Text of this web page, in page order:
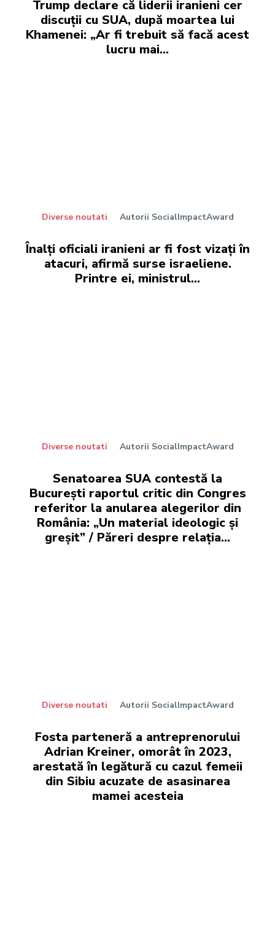
Trump declare că liderii iranieni cer
discuții cu SUA, după moartea lui
Khamenei: „Ar fi trebuit să facă acest
lucru mai…
Diverse noutati Autorii SocialImpactAward
Înalți oficiali iranieni ar fi fost vizați în
atacuri, afirmă surse israeliene.
Printre ei, ministrul…
Diverse noutati Autorii SocialImpactAward
Senatoarea SUA contestă la
București raportul critic din Congres
referitor la anularea alegerilor din
România: „Un material ideologic și
greșit” / Păreri despre relația...
Diverse noutati Autorii SocialImpactAward
Fosta parteneră a antreprenorului
Adrian Kreiner, omorât în 2023,
arestată în legătură cu cazul femeii
din Sibiu acuzate de asasinarea
mamei acesteia